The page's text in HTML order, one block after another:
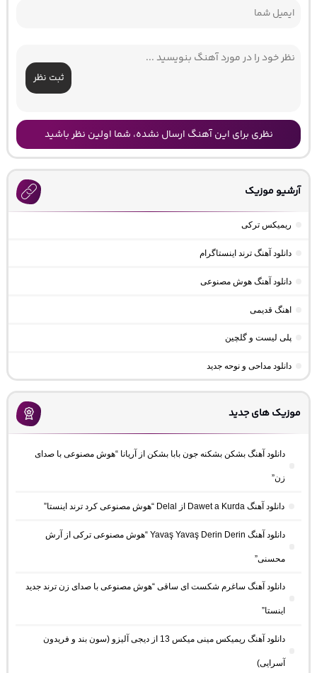
ثبت نظر
نظری برای این آهنگ ارسال نشده، شما اولین نظر باشید
آرشیو موزیک
ریمیکس ترکی
دانلود آهنگ ترند اینستاگرام
دانلود آهنگ هوش مصنوعی
اهنگ قدیمی
پلی لیست و گلچین
دانلود مداحی و نوحه جدید
موزیک های جدید
دانلود آهنگ بشکن بشکنه جون بابا بشکن از آریانا “هوش مصنوعی با صدای
زن”
دانلود آهنگ Dawet a Kurda از Delal “هوش مصنوعی کرد ترند اینستا”
دانلود آهنگ Yavaş Yavaş Derin Derin “هوش مصنوعی ترکی از آرش
محسنی”
دانلود آهنگ ساغرم شکست ای ساقی “هوش مصنوعی با صدای زن ترند جدید
اینستا”
دانلود آهنگ ریمیکس مینی میکس 13 از دیجی آلیزو (سون بند و فریدون
آسرایی)